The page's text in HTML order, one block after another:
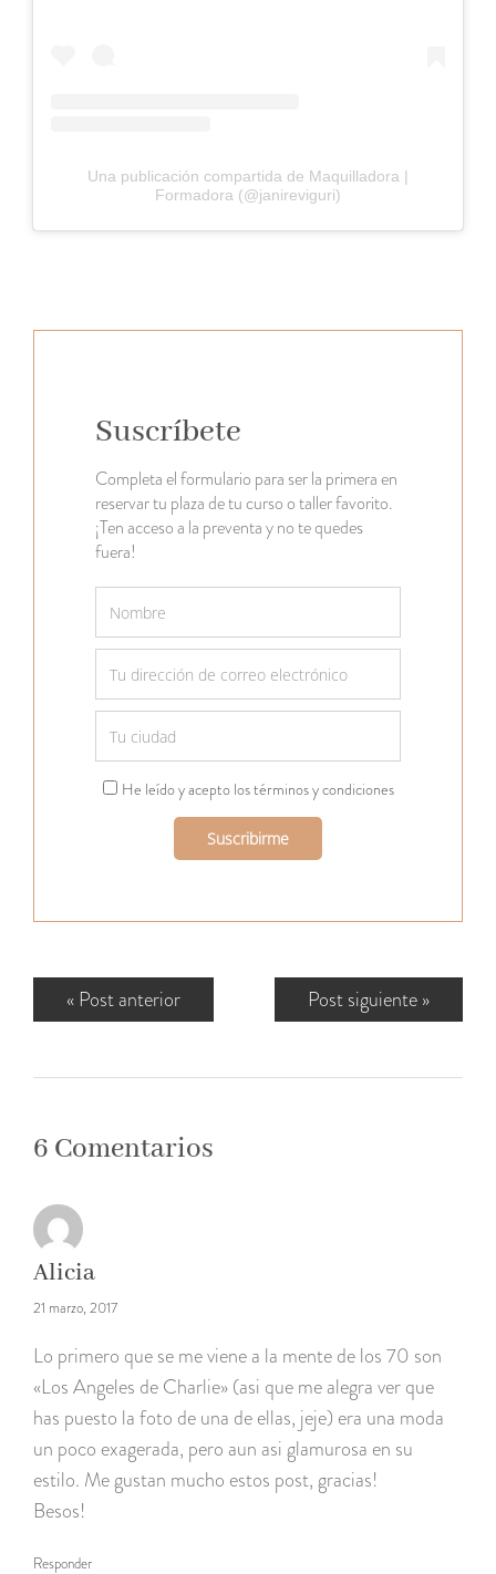
Una publicación compartida de Maquilladora |
Formadora (@janireviguri)
Suscríbete
Completa el formulario para ser la primera en
reservar tu plaza de tu curso o taller favorito.
¡Ten acceso a la preventa y no te quedes
fuera!
He leído y acepto los términos y condiciones
« Post anterior Post siguiente»
6 Comentarios
Alicia
21 marzo, 2017
Lo primero que se me viene a la mente de los 70 son
«Los Angeles de Charlie» (asi que me alegra ver que
has puesto la foto de una de ellas, jeje) era una moda
un poco exagerada, pero aun asi glamurosa en su
estilo. Me gustan mucho estos post, gracias!
Besos!
Responder